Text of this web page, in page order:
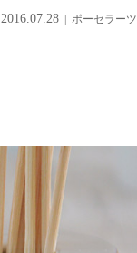
2016.07.28 ポーセラーツ